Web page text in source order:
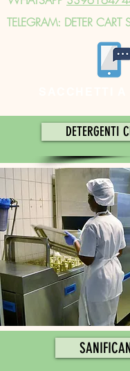
TELEGRAM: DETER CART
DETERGENTI